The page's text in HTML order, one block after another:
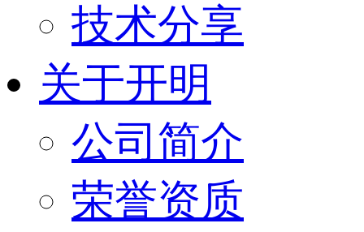
技术分享
关于开明
公司简介
荣誉资质